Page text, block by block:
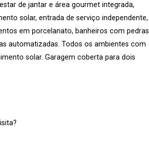
de jantar e área gourmet integrada,
solar, entrada de serviço independente,
em porcelanato, banheiros com pedras
automatizadas. Todos os ambientes com
solar. Garagem coberta para dois